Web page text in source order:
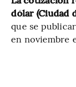
dólar (Ciudad
que se
en noviembre